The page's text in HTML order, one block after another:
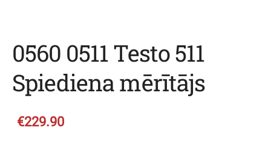
0560 0511 Testo 511
Spiediena mērītājs
€229.90